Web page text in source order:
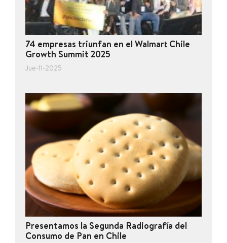
74 empresas triunfan en el Walmart Chile
Growth Summit 2025
Jue-11-2025
Presentamos la Segunda Radiografía del
Consumo de Pan en Chile